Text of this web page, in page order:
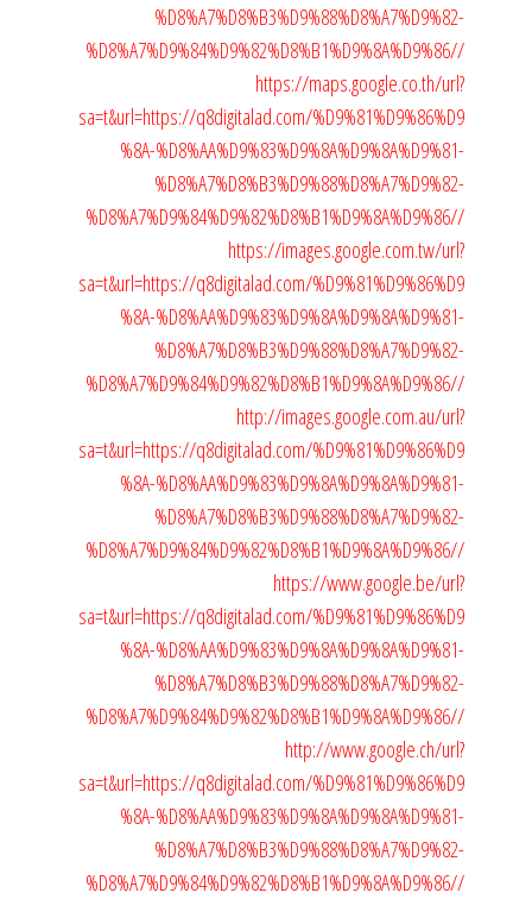
%D8%A7%D8%B3%D9%88%D8%A7%D9%82-
%D8%A7%D9%84%D9%82%D8%B1%D9%8A%D9%86//
https://maps.google.co.th/url?
sa=t&url=https://q8digitalad.com/%D9%81%D9%86%D9
%8A-%D8%AA%D9%83%D9%8A%D9%8A%D9%81-
%D8%A7%D8%B3%D9%88%D8%A7%D9%82-
%D8%A7%D9%84%D9%82%D8%B1%D9%8A%D9%86//
https://images.google.com.tw/url?
sa=t&url=https://q8digitalad.com/%D9%81%D9%86%D9
%8A-%D8%AA%D9%83%D9%8A%D9%8A%D9%81-
%D8%A7%D8%B3%D9%88%D8%A7%D9%82-
%D8%A7%D9%84%D9%82%D8%B1%D9%8A%D9%86//
http://images.google.com.au/url?
sa=t&url=https://q8digitalad.com/%D9%81%D9%86%D9
%8A-%D8%AA%D9%83%D9%8A%D9%8A%D9%81-
%D8%A7%D8%B3%D9%88%D8%A7%D9%82-
%D8%A7%D9%84%D9%82%D8%B1%D9%8A%D9%86//
https://www.google.be/url?
sa=t&url=https://q8digitalad.com/%D9%81%D9%86%D9
%8A-%D8%AA%D9%83%D9%8A%D9%8A%D9%81-
%D8%A7%D8%B3%D9%88%D8%A7%D9%82-
%D8%A7%D9%84%D9%82%D8%B1%D9%8A%D9%86//
http://www.google.ch/url?
sa=t&url=https://q8digitalad.com/%D9%81%D9%86%D9
%8A-%D8%AA%D9%83%D9%8A%D9%8A%D9%81-
%D8%A7%D8%B3%D9%88%D8%A7%D9%82-
%D8%A7%D9%84%D9%82%D8%B1%D9%8A%D9%86//